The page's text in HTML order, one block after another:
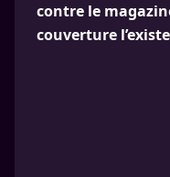
contre le
couverture